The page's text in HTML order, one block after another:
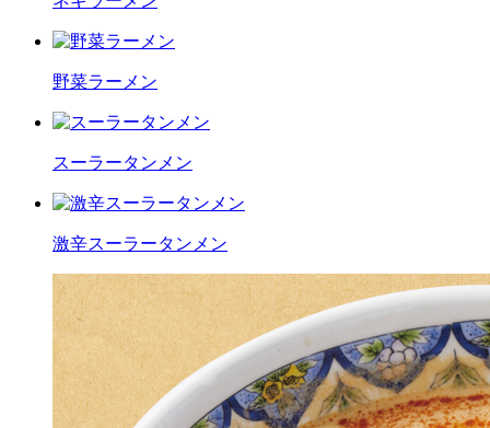
野菜ラーメン
スーラータンメン
激辛スーラータンメン